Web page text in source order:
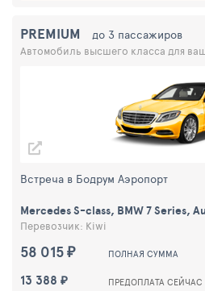
58 015 ₽ ПОЛНАЯ СУММА
13 388 ₽ ПРЕДОПЛАТА СЕЙЧАС
Встреча в Бодрум Аэропорт
PREMIUM до 3 пассажиров
Автомобиль высшего класса для
Mercedes S-class, BMW 7 Series,
Перевозчик: Kiwi